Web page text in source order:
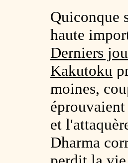
Quiconque
haute
Derniers
Kakutoku
moines,
et
Dharma